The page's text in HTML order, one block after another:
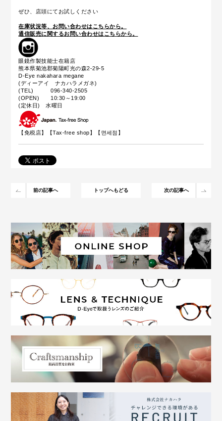
ぜひ、店頭にてお試しください
在庫状況等、お問い合わせはこちらから。
通信販売に関するお問い合わせはこちらから。
眼鏡作製技能士在籍店
熊本県菊池郡菊陽町光の森2-29-5
D-Eye nakahara megane
(ディーアイ ナカハラメガネ)
(TEL) 096-340-2505
(OPEN) 10:30～19:00
(定休日) 水曜日
【免税店】【Tax-free shop】【면세점】
前の記事へ トップへもどる 次の記事へ